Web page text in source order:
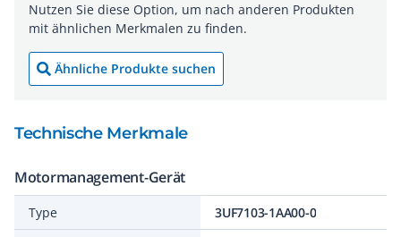
Nutzen Sie diese Option, um nach anderen Produkten
mit ähnlichen Merkmalen zu finden.
Ähnliche Produkte suchen
Technische Merkmale
Motormanagement-Gerät
Type
3UF7103-1AA00-0